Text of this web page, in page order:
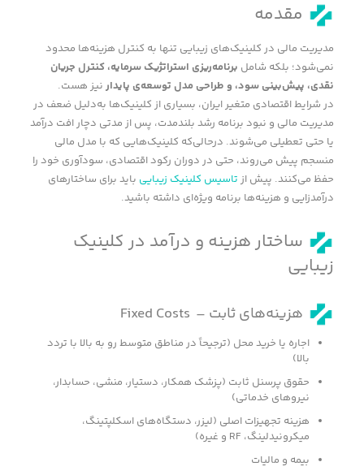
مقدمه
مدیریت مالی در کلینیک‌های زیبایی تنها به کنترل هزینه‌ها محدود
نمی‌شود؛ بلکه شامل برنامه‌ریزی استراتژیک سرمایه، کنترل جریان
نقدی، پیش‌بینی سود، و طراحی مدل توسعه‌ی پایدارنیز هست.
در شرایط اقتصادی متغیر ایران، بسیاری از کلینیک‌ها به‌دلیل ضعف در
مدیریت مالی و نبود برنامه رشد بلندمدت، پس از مدتی دچار افت درآمد
یا حتی تعطیلی می‌شوند. درحالی‌که کلینیک‌هایی که با مدل مالی
منسجم پیش می‌روند، حتی در دوران رکود اقتصادی، سودآوری خود را
حفظ می‌کنند. پیش از تاسیس کلینیک زیبایی باید برای ساختارهای
درآمدزایی و هزینه‌ها برنامه ویژه‌ای داشته باشید.
ساختار هزینه و درآمد در کلینیک
زیبایی
هزینه‌های ثابت – Fixed Costs
اجاره یا خرید محل (ترجیحاً در مناطق متوسط رو به بالا با تردد
بالا)
حقوق پرسنل ثابت (پزشک همکار، دستیار، منشی، حسابدار،
نیروهای خدماتی)
هزینه تجهیزات اصلی (لیزر، دستگاه‌های اسکلپتینگ،
میکرونیدلینگ، RF و غیره)
بیمه و مالیات